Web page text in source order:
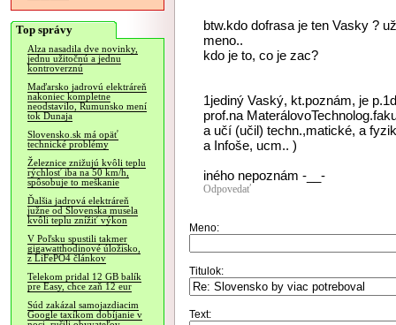
Top správy
Alza nasadila dve novinky,
jednu užitočnú a jednu
kontroverznú
Maďarsko jadrovú elektráreň
nakoniec kompletne
neodstavilo, Rumunsko mení
tok Dunaja
Slovensko.sk má opäť
technické problémy
Železnice znižujú kvôli teplu
rýchlosť iba na 50 km/h,
spôsobuje to meškanie
Ďalšia jadrová elektráreň
južne od Slovenska musela
kvôli teplu znížiť výkon
V Poľsku spustili takmer
gigawatthodinové úložisko,
z LiFePO4 článkov
Telekom pridal 12 GB balík
pre Easy, chce zaň 12 eur
Súd zakázal samojazdiacim
Google taxíkom dobíjanie v
btw.kdo dofrasa je ten Vasky ?
meno..
kdo je to, co je zac?
1jediný Vaský, kt.poznám, je
prof.na
a učí (učil) techn.,matické, a
a Infoše, ucm.. )
iného nepoznám -__-
Odpovedať
Meno:
Titulok:
Text: